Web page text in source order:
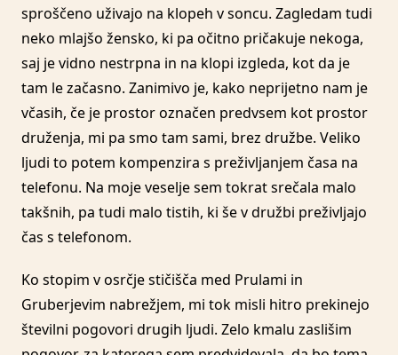
sproščeno uživajo na klopeh v soncu. Zagledam tudi
neko mlajšo žensko, ki pa očitno pričakuje nekoga,
saj je vidno nestrpna in na klopi izgleda, kot da je
tam le začasno. Zanimivo je, kako neprijetno nam je
včasih, če je prostor označen predvsem kot prostor
druženja, mi pa smo tam sami, brez družbe. Veliko
ljudi to potem kompenzira s preživljanjem časa na
telefonu. Na moje veselje sem tokrat srečala malo
takšnih, pa tudi malo tistih, ki še v družbi preživljajo
čas s telefonom.
Ko stopim v osrčje stičišča med Prulami in
Gruberjevim nabrežjem, mi tok misli hitro prekinejo
številni pogovori drugih ljudi. Zelo kmalu zaslišim